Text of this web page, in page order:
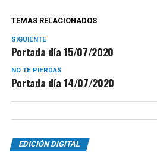
TEMAS RELACIONADOS
SIGUIENTE
Portada día 15/07/2020
NO TE PIERDAS
Portada día 14/07/2020
EDICIÓN DIGITAL